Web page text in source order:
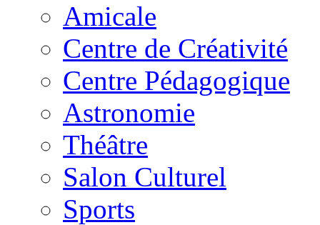
Amicale
Centre de Créativité
Centre Pédagogique
Astronomie
Théâtre
Salon Culturel
Sports